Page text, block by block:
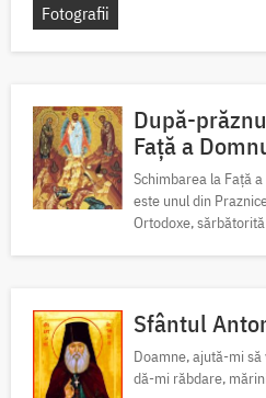
Fotografii
După-
Față a
Schimbarea la Față
este unul din
Ortodoxe,
Sfântul
Doamne, ajută-mi
dă-mi răbdare,